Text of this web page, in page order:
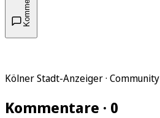
Kölner Stadt-Anzeiger · Community
Kommentare · 0